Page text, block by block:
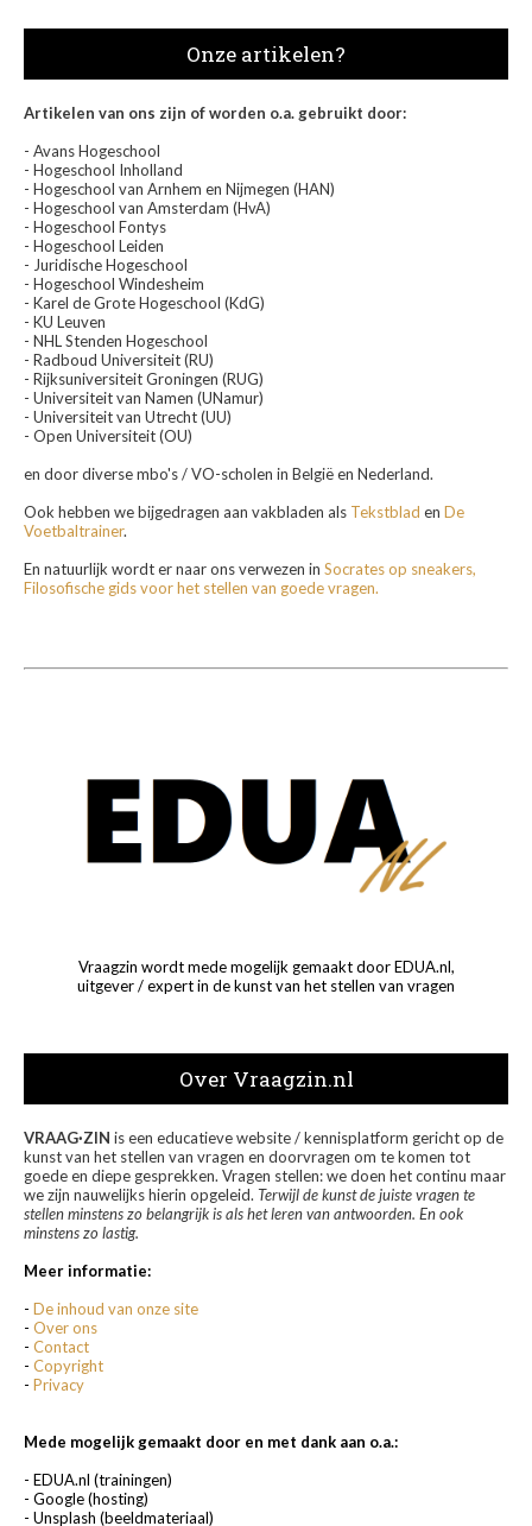
Onze artikelen?
Artikelen van ons zijn of worden o.a. gebruikt door:
- Avans Hogeschool
- Hogeschool Inholland
- Hogeschool van Arnhem en Nijmegen (HAN)
- Hogeschool van Amsterdam (HvA)
- Hogeschool Fontys
- Hogeschool Leiden
- Juridische Hogeschool
- Hogeschool Windesheim
- Karel de Grote Hogeschool (KdG)
- KU Leuven
- NHL Stenden Hogeschool
- Radboud Universiteit (RU)
- Rijksuniversiteit Groningen (RUG)
- Universiteit van Namen (UNamur)
- Universiteit van Utrecht (UU)
- Open Universiteit (OU)
en door diverse mbo's / VO-scholen in België en Nederland.
Ook hebben we bijgedragen aan vakbladen als Tekstblad en De
Voetbaltrainer.
En natuurlijk wordt er naar ons verwezen in Socrates op sneakers,
Filosofische gids voor het stellen van goede vragen.
Vraagzin wordt mede mogelijk gemaakt door EDUA.nl,
uitgever / expert in de kunst van het stellen van vragen
Over Vraagzin.nl
VRAAG·ZIN is een educatieve website / kennisplatform gericht op de
kunst van het stellen van vragen en doorvragen om te komen tot
goede en diepe gesprekken. Vragen stellen: we doen het continu maar
we zijn nauwelijks hierin opgeleid. Terwijl de kunst de juiste vragen te
stellen minstens zo belangrijk is als het leren van antwoorden. En ook
minstens zo lastig.
Meer informatie:
- De inhoud van onze site
- Over ons
- Contact
- Copyright
- Privacy
Mede mogelijk gemaakt door en met dank aan o.a.:
- EDUA.nl (trainingen)
- Google (hosting)
- Unsplash (beeldmateriaal)